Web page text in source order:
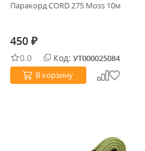
Паракорд CORD 275 Moss 10м
450 ₽
0.0 Код: УТ000025084
В корзину